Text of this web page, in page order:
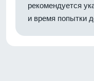
рекомендуется
и время попытки